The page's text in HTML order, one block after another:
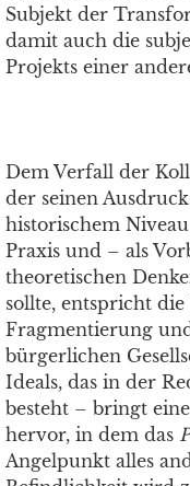
Subjekt der
damit auch die
Projekts einer
Dem Verfall der
der seinen
historischem
Praxis und – als
theoretischen
sollte, entspricht
Fragmentierung
bürgerlichen
Ideals, das in der
besteht – bringt
hervor, in dem das
Angelpunkt alles